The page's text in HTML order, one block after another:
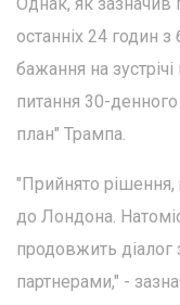
останніх 24 годин
бажання на
питання 30-
план" Трампа.
"Прийнято
до Лондона.
продовжить діалог
партнерами," -